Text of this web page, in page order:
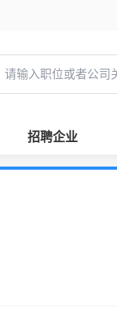
招聘企业